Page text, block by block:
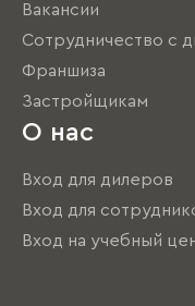
Вакансии
Сотрудничество с
Франшиза
Застройщикам
О нас
Вход для дилеров
Вход для
Вход на учебный